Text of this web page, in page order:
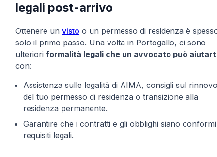
legali post-arrivo
Ottenere un visto o un permesso di residenza è
solo il primo passo. Una volta in Portogallo, ci sono
ulteriori formalità legali che un avvocato può
con:
Assistenza sulle legalità di AIMA, consigli sul rinnovo
del tuo permesso di residenza o transizione alla
residenza permanente.
Garantire che i contratti e gli obblighi siano
requisiti legali.